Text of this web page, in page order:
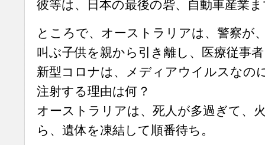
彼等は、日本の最後の砦、自動車産業
ところで、オーストラリアは、警察が
叫ぶ子供を親から引き離し、医療従事
新型コロナは、メディアウイルスなの
注射する理由は何？
オーストラリアは、死人が多過ぎて、
ら、遺体を凍結して順番待ち。